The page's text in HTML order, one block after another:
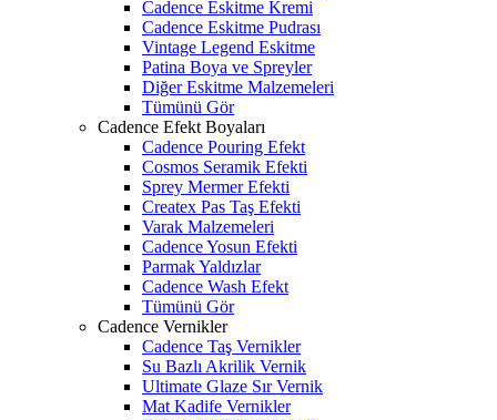
Cadence Eskitme Kremi
Cadence Eskitme Pudrası
Vintage Legend Eskitme
Patina Boya ve Spreyler
Diğer Eskitme Malzemeleri
Tümünü Gör
Cadence Efekt Boyaları
Cadence Pouring Efekt
Cosmos Seramik Efekti
Sprey Mermer Efekti
Createx Pas Taş Efekti
Varak Malzemeleri
Cadence Yosun Efekti
Parmak Yaldızlar
Cadence Wash Efekt
Tümünü Gör
Cadence Vernikler
Cadence Taş Vernikler
Su Bazlı Akrilik Vernik
Ultimate Glaze Sır Vernik
Mat Kadife Vernikler